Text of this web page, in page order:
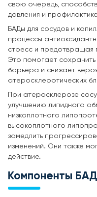
свою очередь,
давления и
БАДы для сосудов и
процессы
стресс и предотвращая
Это помогает сохранить
барьера и снижает
атеросклеротических
При атеросклерозе
улучшению липидного
низкоплотного
высокоплотного
замедлить
изменений. Они также
действие.
Компоненты